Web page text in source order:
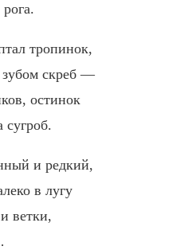
тропинок,
зубом скреб —
остинок
и редкий,
в лугу
ветки,